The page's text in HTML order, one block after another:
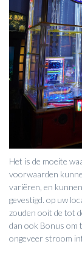
Het is de moeite
voorwaarden
variëren, en
gevestigd. op uw
zouden ooit de tot
dan ook Bonus om
ongeveer stroom